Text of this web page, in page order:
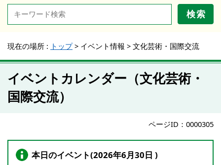
検索
現在の場所 : トップ> イベント情報 > 文化芸術・国際交流
イベントカレンダー（文化芸術・
国際交流）
ページID：0000305
本日のイベント(2026年6月30日 )